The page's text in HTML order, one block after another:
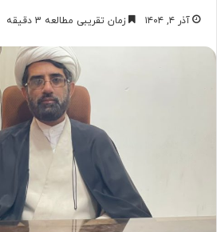
آذر ۴, ۱۴۰۴ زمان تقریبی مطالعه 3 دقیقه